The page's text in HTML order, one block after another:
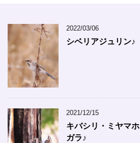
2022/03/06
シベリアジュリン♪
2021/12/15
キバシリ・ミヤマ
ガラ♪